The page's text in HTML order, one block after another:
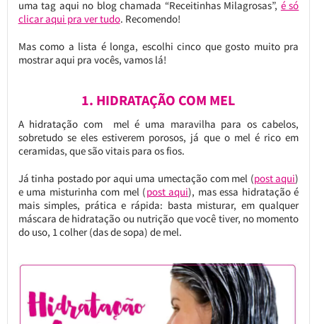
uma tag aqui no blog chamada “Receitinhas Milagrosas”, é só
clicar aqui pra ver tudo. Recomendo!
Mas como a lista é longa, escolhi cinco que gosto muito pra
mostrar aqui pra vocês, vamos lá!
1. HIDRATAÇÃO COM MEL
A hidratação com mel é uma maravilha para os cabelos,
sobretudo se eles estiverem porosos, já que o mel é rico em
ceramidas, que são vitais para os fios.
Já tinha postado por aqui uma umectação com mel (post aqui)
e uma misturinha com mel (post aqui), mas essa hidratação é
mais simples, prática e rápida: basta misturar, em qualquer
máscara de hidratação ou nutrição que você tiver, no momento
do uso, 1 colher (das de sopa) de mel.